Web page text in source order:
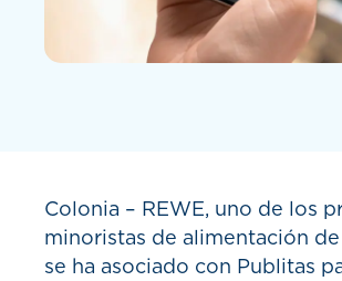
Colonia – REWE, uno de los
minoristas de alimentación
se ha asociado con Publitas